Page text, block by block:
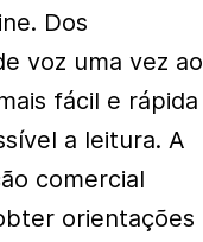
Dos
voz uma vez ao
fácil e rápida
a leitura. A
comercial
orientações